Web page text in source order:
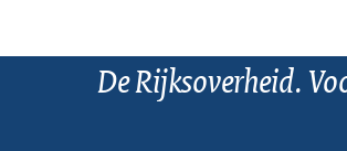
De Rijksoverheid.